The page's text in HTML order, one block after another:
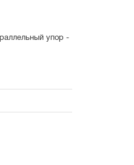
упор -